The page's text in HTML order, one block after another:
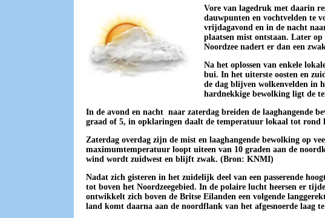
Vore van lagedruk met daarin
dauwpunten en vochtvelden te
vrijdagavond en in de nacht
plaatsen mist ontstaan. Later
Noordzee nadert er dan een
Na het oplossen van enkele
bui. In het uiterste oosten en
de dag blijven wolkenvelden in
hardnekkige bewolking ligt de
In de avond en nacht naar zaterdag breiden de laaghangende
graad of 5, in opklaringen daalt de temperatuur lokaal tot rond
Zaterdag overdag zijn de mist en laaghangende bewolking op
maximumtemperatuur loopt uiteen van 10 graden aan de
wind wordt zuidwest en blijft zwak. (Bron: KNMI)
Nadat zich gisteren in het zuidelijk deel van een passerende
tot boven het Noordzeegebied. In de polaire lucht heersen er
ontwikkelt zich boven de Britse Eilanden een volgende
land komt daarna aan de noordflank van het afgesnoerde